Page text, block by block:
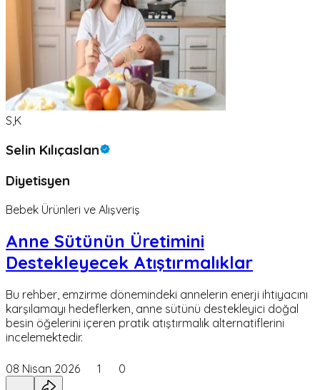
S,K
Selin Kılıçaslan
Diyetisyen
Bebek Ürünleri ve Alışveriş
Anne Sütünün Üretimini
Destekleyecek Atıştırmalıklar
Bu rehber, emzirme dönemindeki annelerin enerji ihtiyacını
karşılamayı hedeflerken, anne sütünü destekleyici doğal
besin öğelerini içeren pratik atıştırmalık alternatiflerini
incelemektedir.
08 Nisan 2026 1 0